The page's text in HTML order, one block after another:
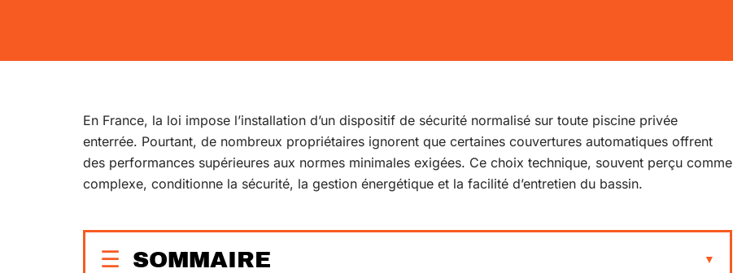
En France, la loi impose l’installation d’un dispositif de sécurité normalisé sur toute piscine privée
enterrée. Pourtant, de nombreux propriétaires ignorent que certaines couvertures automatiques offrent
des performances supérieures aux normes minimales exigées. Ce choix technique, souvent perçu comme
complexe, conditionne la sécurité, la gestion énergétique et la facilité d’entretien du bassin.
SOMMAIRE